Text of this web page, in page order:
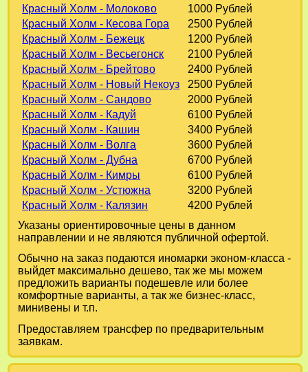
Красный Холм - Молоково
1000 Рублей
Красный Холм - Кесова Гора
2500 Рублей
Красный Холм - Бежецк
1200 Рублей
Красный Холм - Весьегонск
2100 Рублей
Красный Холм - Брейтово
2400 Рублей
Красный Холм - Новый Некоуз
2500 Рублей
Красный Холм - Сандово
2000 Рублей
Красный Холм - Кадуй
6100 Рублей
Красный Холм - Кашин
3400 Рублей
Красный Холм - Волга
3600 Рублей
Красный Холм - Дубна
6700 Рублей
Красный Холм - Кимры
6100 Рублей
Красный Холм - Устюжна
3200 Рублей
Красный Холм - Калязин
4200 Рублей
Указаны ориентировочные цены в данном
направлении и не являются публичной офертой.
Обычно на заказ подаются иномарки эконом-класса -
выйдет максимально дешево, так же мы можем
предложить варианты подешевле или более
комфортные варианты, а так же бизнес-класс,
минивены и т.п.
Предоставляем трансфер по предварительным
заявкам.